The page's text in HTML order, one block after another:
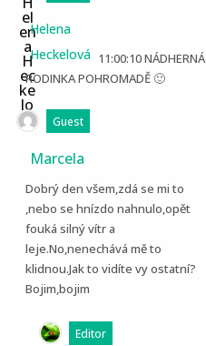
Helena
Heckelová 11:00:10 NÁDHERNÁ
RODINKA POHROMADĚ 🙂
Guest
Marcela
Dobrý den všem,zdá se mi to
,nebo se hnízdo nahnulo,opět
fouká silný vítr a
leje.No,nenechává mě to
klidnou.Jak to vidíte vy ostatní?
Bojim,bojim
Editor